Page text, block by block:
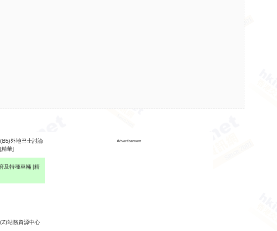
(B5)外地巴士討論
[精華]
Advertisement
及特種車輛 [精
(Z)站務資源中心